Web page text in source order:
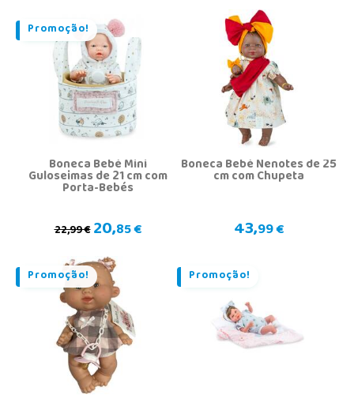
Promoção!
Boneca Bebé Mini
Guloseimas de 21 cm com
Porta-Bebés
22,99 €20,85 €
Boneca Bebé Nenotes de 25
cm com Chupeta
43,99 €
Promoção! Promoção!